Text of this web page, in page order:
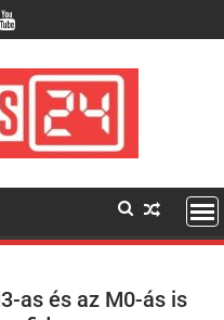
as és az M0-ás is